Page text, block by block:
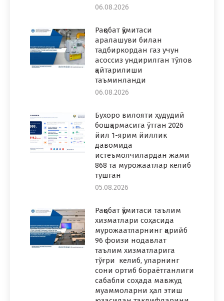
06.08.2026
Рақобат қўмитаси
аралашуви билан
тадбиркордан газ учун
асоссиз ундирилган тўлов
қайтарилиши
таъминланди
06.08.2026
Бухоро вилояти ҳудудий
бошқармасига ўтган 2026
йил 1-ярим йиллик
давомида
истеъмолчилардан жами
868 та мурожаатлар келиб
тушган
05.08.2026
Рақобат қўмитаси таълим
хизматлари соҳасида
мурожаатларнинг қарийб
96 фоизи нодавлат
таълим хизматларига
тўғри келиб, уларнинг
сони ортиб бораётганлиги
сабабли соҳада мавжуд
муаммоларни ҳал этиш